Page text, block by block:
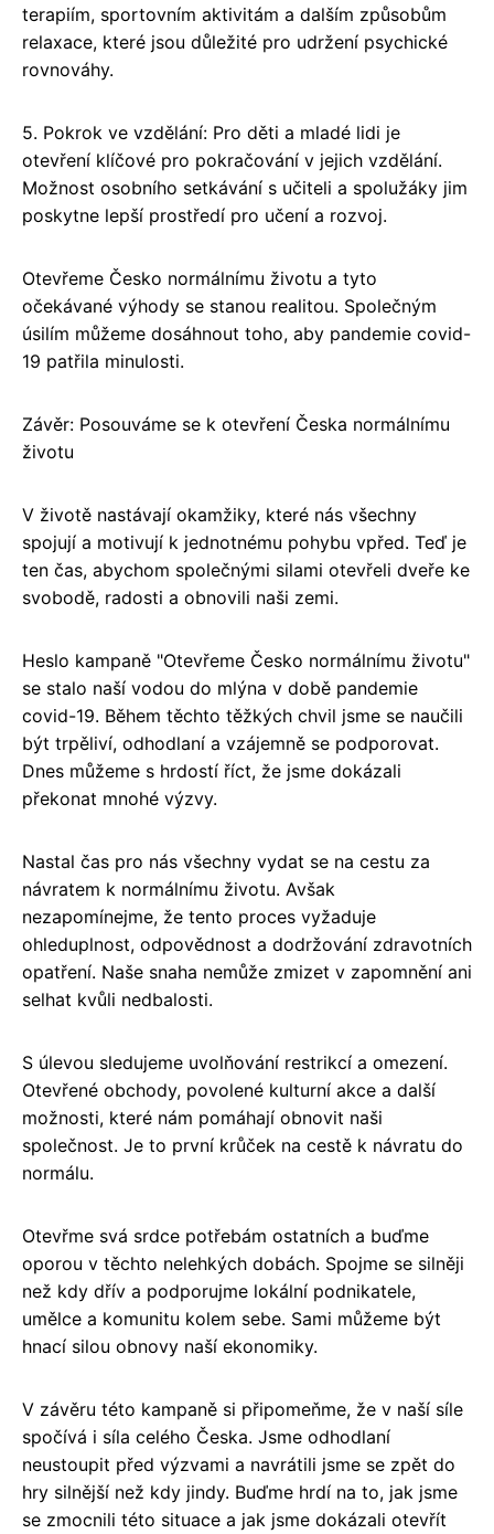
terapiím, sportovním aktivitám a dalším způsobům
relaxace, které jsou důležité pro udržení psychické
rovnováhy.
5. Pokrok ve vzdělání: Pro děti a mladé lidi je
otevření klíčové pro pokračování v jejich vzdělání.
Možnost osobního setkávání s učiteli a spolužáky jim
poskytne lepší prostředí pro učení a rozvoj.
Otevřeme Česko normálnímu životu a tyto
očekávané výhody se stanou realitou. Společným
úsilím můžeme dosáhnout toho, aby pandemie covid-
19 patřila minulosti.
Závěr: Posouváme se k otevření Česka normálnímu
životu
V životě nastávají okamžiky, které nás všechny
spojují a motivují k jednotnému pohybu vpřed. Teď je
ten čas, abychom společnými silami otevřeli dveře ke
svobodě, radosti a obnovili naši zemi.
Heslo kampaně "Otevřeme Česko normálnímu životu"
se stalo naší vodou do mlýna v době pandemie
covid-19. Během těchto těžkých chvil jsme se naučili
být trpěliví, odhodlaní a vzájemně se podporovat.
Dnes můžeme s hrdostí říct, že jsme dokázali
překonat mnohé výzvy.
Nastal čas pro nás všechny vydat se na cestu za
návratem k normálnímu životu. Avšak
nezapomínejme, že tento proces vyžaduje
ohleduplnost, odpovědnost a dodržování zdravotních
opatření. Naše snaha nemůže zmizet v zapomnění ani
selhat kvůli nedbalosti.
S úlevou sledujeme uvolňování restrikcí a omezení.
Otevřené obchody, povolené kulturní akce a další
možnosti, které nám pomáhají obnovit naši
společnost. Je to první krůček na cestě k návratu do
normálu.
Otevřme svá srdce potřebám ostatních a buďme
oporou v těchto nelehkých dobách. Spojme se silněji
než kdy dřív a podporujme lokální podnikatele,
umělce a komunitu kolem sebe. Sami můžeme být
hnací silou obnovy naší ekonomiky.
V závěru této kampaně si připomeňme, že v naší síle
spočívá i síla celého Česka. Jsme odhodlaní
neustoupit před výzvami a navrátili jsme se zpět do
hry silnější než kdy jindy. Buďme hrdí na to, jak jsme
se zmocnili této situace a jak jsme dokázali otevřít